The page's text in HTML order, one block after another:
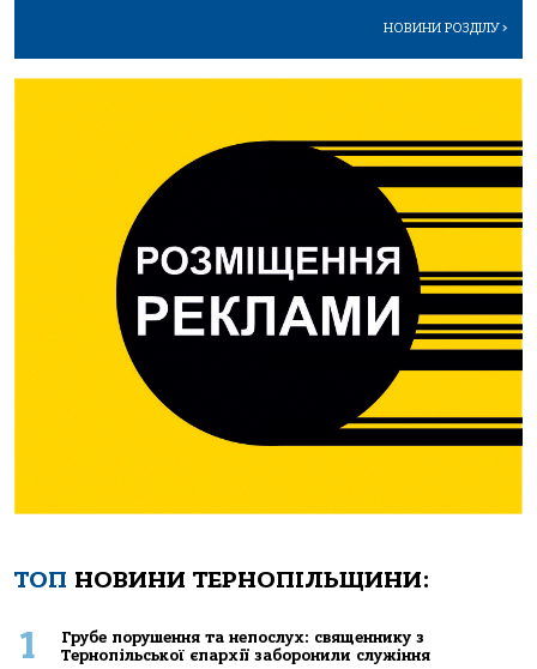
НОВИНИ РОЗДІЛУ>
ТОП НОВИНИ ТЕРНОПІЛЬЩИНИ:
1
Грубе порушення та непослух: священнику з
Тернопільської єпархії заборонили служіння